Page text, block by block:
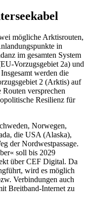
mögliche Arktisrouten,
in
im gesamten System
Vor­zugsgebiet 2a) und
werden die
2 (Ark­tis) auf
versprechen
Resi­lienz für
Norwegen,
die USA (Alaska),
der Nordwestpassage.
soll bis 2029
über CEF Digital. Da
wird es möglich
Verbindungen auch
Breit­band-Internet zu